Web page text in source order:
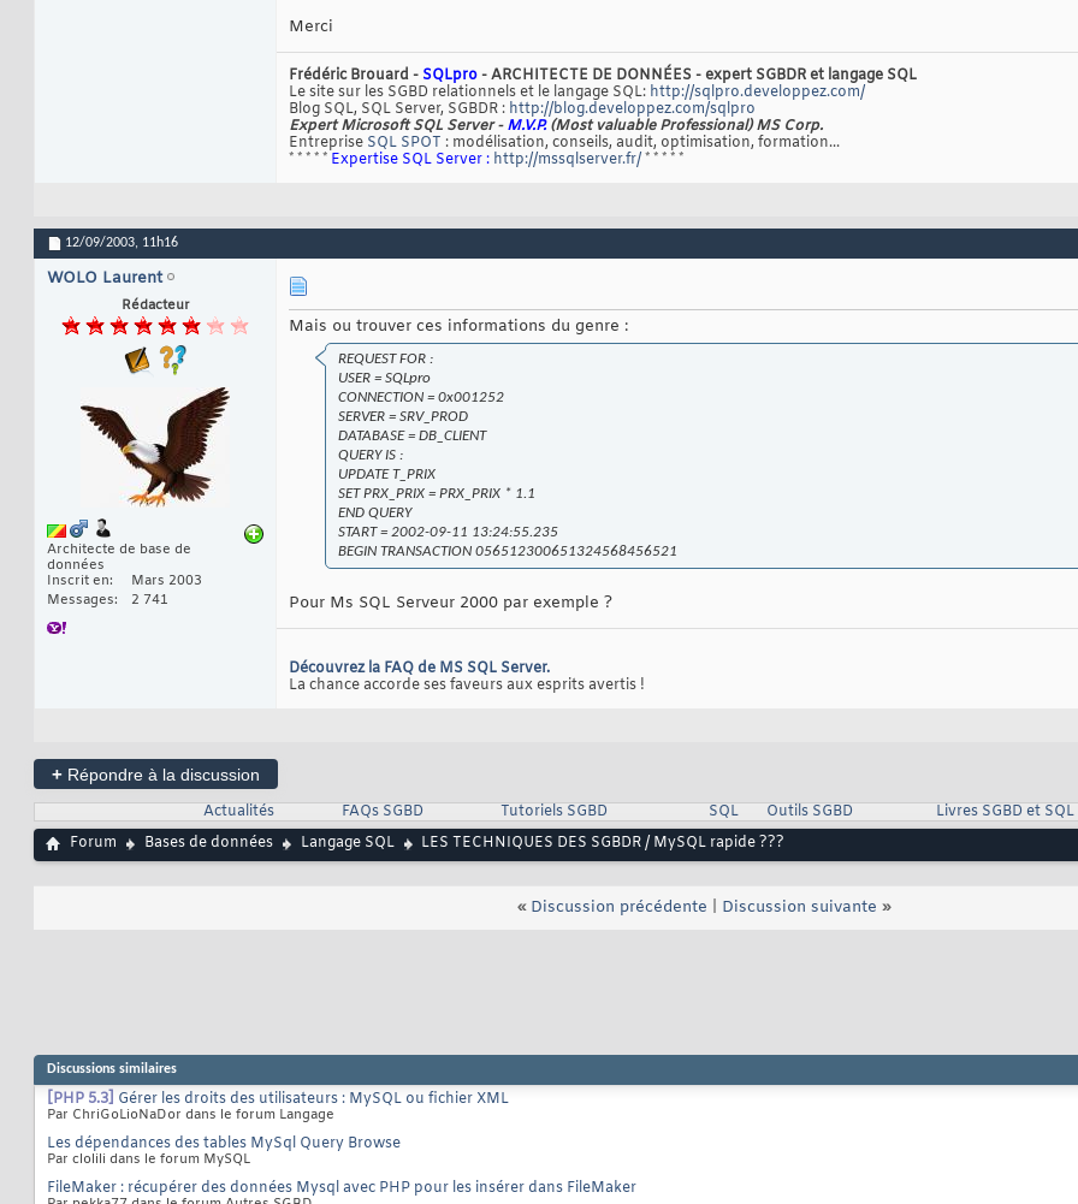
Merci
Frédéric Brouard - SQLpro- ARCHITECTE DE DONNÉES - expert SGBDR et langage SQL
Le site sur les SGBD relationnels et le langage SQL: http://sqlpro.developpez.com/
Blog SQL, SQL Server, SGBDR : http://blog.developpez.com/sqlpro
Expert Microsoft SQL Server -M.V.P.(Most valuable Professional) MS Corp.
Entreprise SQL SPOT : modélisation, conseils, audit, optimisation, formation...
* * * * * Expertise SQL Server : http://mssqlserver.fr/* * * * *
12/09/2003, 11h16
WOLO Laurent
Rédacteur
Architecte de base de
données
Inscrit en
Mars 2003
Messages
2 741
Mais ou trouver ces informations du genre :
REQUEST FOR :
USER = SQLpro
CONNECTION = 0x001252
SERVER = SRV_PROD
DATABASE = DB_CLIENT
QUERY IS :
UPDATE T_PRIX
SET PRX_PRIX = PRX_PRIX * 1.1
END QUERY
START = 2002-09-11 13:24:55.235
BEGIN TRANSACTION 056512300651324568456521
Pour Ms SQL Serveur 2000 par exemple ?
Découvrez la FAQ de MS SQL Server.
La chance accorde ses faveurs aux esprits avertis !
+ Répondre à la discussion
Actualités
FAQs SGBD Tutoriels SGBD SQL Outils SGBD
Livres SGBD et SQL
Forum
Bases de données Langage SQL LES TECHNIQUES DES SGBDR / MySQL rapide ???
« Discussion précédente Discussion suivante »
Discussions similaires
[PHP 5.3] Gérer les droits des utilisateurs : MySQL ou fichier XML
Par ChriGoLioNaDor dans le forum Langage
Les dépendances des tables MySql Query Browse
Par clolili dans le forum MySQL
FileMaker : récupérer des données Mysql avec PHP pour les insérer dans FileMaker